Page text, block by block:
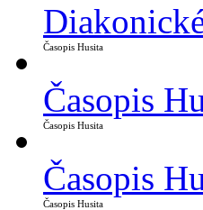
Časopis Husita
Časopis
Časopis Husita
Časopis
Časopis Husita